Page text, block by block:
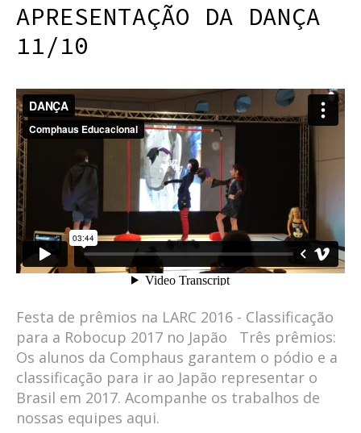
APRESENTAÇÃO DA DANÇA
11/10
Festa de prêmios na LARC 2016 - Classificação
para a Robocup 2017 no Japão Três prêmios:
Os alunos da Comphaus garantem o pódio e a
classificação para ir ao Japão representar o
Brasil em 2017. Acompanhe os trabalhos de
nossas equipes aqui.